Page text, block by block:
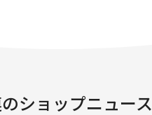
ショップニュース